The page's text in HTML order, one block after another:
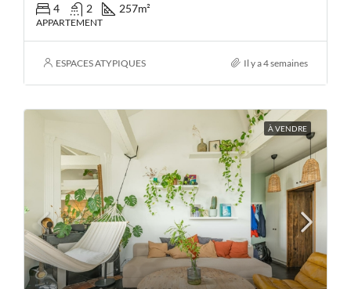
4 2 257m²
APPARTEMENT
ESPACES ATYPIQUES Il y a 4 semaines
À VENDRE